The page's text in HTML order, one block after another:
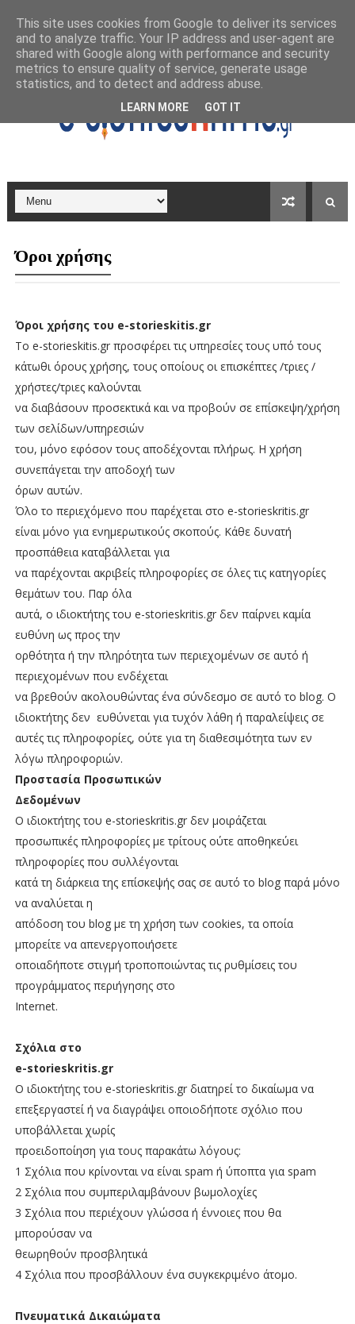
Όροι χρήσης
Όροι χρήσης του e-storieskitis.gr
Το e-storieskitis.gr προσφέρει τις υπηρεσίες τους υπό τους
κάτωθι όρους χρήσης, τους οποίους οι επισκέπτες /τριες /
χρήστες/τριες καλούνται
να διαβάσουν προσεκτικά και να προβούν σε επίσκεψη/χρήση
των σελίδων/υπηρεσιών
του, μόνο εφόσον τους αποδέχoνται πλήρως. Η χρήση
συνεπάγεται την αποδοχή των
όρων αυτών.
Όλο το περιεχόμενο που παρέχεται στο e-storieskritis.gr
είναι μόνο για ενημερωτικούς σκοπούς. Κάθε δυνατή
προσπάθεια καταβάλλεται για
να παρέχονται ακριβείς πληροφορίες σε όλες τις κατηγορίες
θεμάτων του. Παρ όλα
αυτά, ο ιδιοκτήτης του e-storieskritis.gr δεν παίρνει καμία
ευθύνη ως προς την
ορθότητα ή την πληρότητα των περιεχομένων σε αυτό ή
περιεχομένων που ενδέχεται
να βρεθούν ακολουθώντας ένα σύνδεσμο σε αυτό το blog. Ο
ιδιοκτήτης δεν ευθύνεται για τυχόν λάθη ή παραλείψεις σε
αυτές τις πληροφορίες, ούτε για τη διαθεσιμότητα των εν
λόγω πληροφοριών.
Προστασία Προσωπικών
Δεδομένων
Ο ιδιοκτήτης του e-storieskritis.gr δεν μοιράζεται
προσωπικές πληροφορίες με τρίτους ούτε αποθηκεύει
πληροφορίες που συλλέγονται
κατά τη διάρκεια της επίσκεψής σας σε αυτό το blog παρά μόνο
να αναλύεται η
απόδοση του blog με τη χρήση των cookies, τα οποία
μπορείτε να απενεργοποιήσετε
οποιαδήποτε στιγμή τροποποιώντας τις ρυθμίσεις του
προγράμματος περιήγησης στο
Internet.
Σχόλια στο
e-storieskritis.gr
Ο ιδιοκτήτης του e-storieskritis.gr διατηρεί το δικαίωμα να
επεξεργαστεί ή να διαγράψει οποιοδήποτε σχόλιο που
υποβάλλεται χωρίς
προειδοποίηση για τους παρακάτω λόγους:
1 Σχόλια που κρίνονται να είναι spam ή ύποπτα για spam
2 Σχόλια που συμπεριλαμβάνουν βωμολοχίες
3 Σχόλια που περιέχουν γλώσσα ή έννοιες που θα
μπορούσαν να
θεωρηθούν προσβλητικά
4 Σχόλια που προσβάλλουν ένα συγκεκριμένο άτομο.
Πνευματικά Δικαιώματα
This site uses cookies from Google to deliver its services
and to analyze traffic. Your IP address and user-agent are
shared with Google along with performance and security
metrics to ensure quality of service, generate usage
statistics, and to detect and address abuse.
LEARN MORE GOT IT